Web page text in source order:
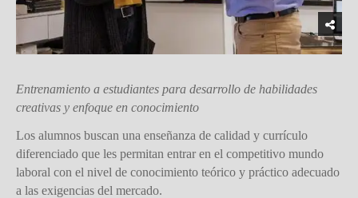
Entrenamiento a estudiantes para desarrollo de habilidades
creativas y enfoque en conocimiento
Los alumnos buscan una enseñanza de calidad y currículo
diferenciado que les permitan entrar en el competitivo mundo
laboral con el nivel de conocimiento teórico y práctico adecuado
a las exigencias del mercado.